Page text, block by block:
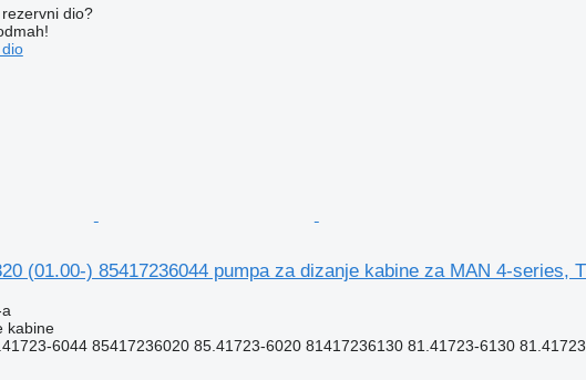
dio?
(01.00-) 85417236044 pumpa za dizanje kabine za MAN 4-series,
kabine
6044 85417236020 85.41723-6020 81417236130 81.41723-6130